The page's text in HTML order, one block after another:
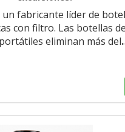
fabricante líder de
con filtro. Las botellas
eliminan más del